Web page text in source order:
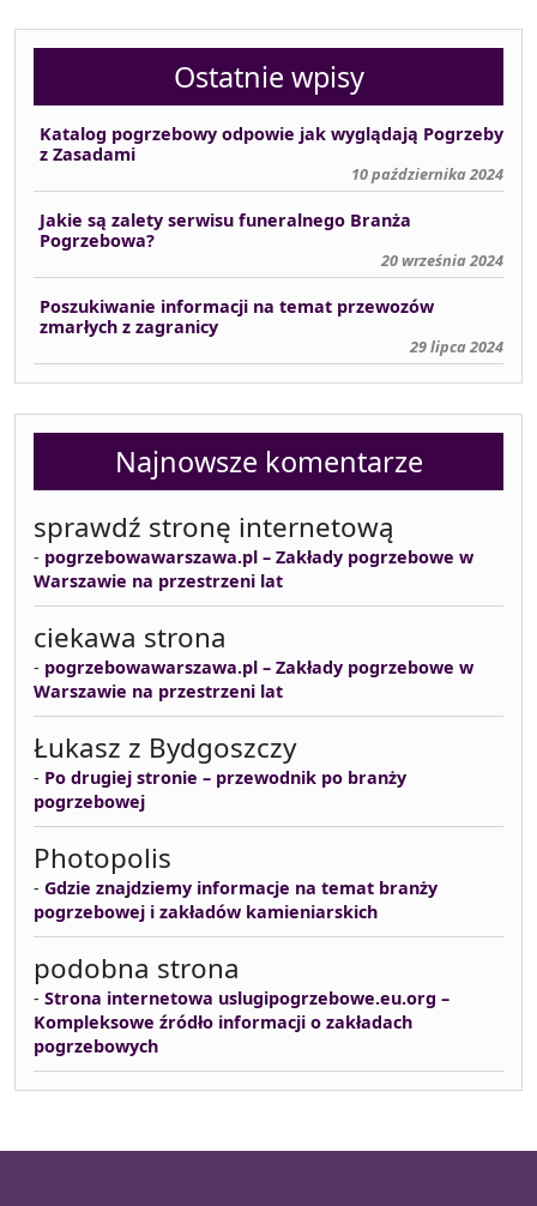
Ostatnie wpisy
Katalog pogrzebowy odpowie jak wyglądają Pogrzeby
z Zasadami
10 października 2024
Jakie są zalety serwisu funeralnego Branża
Pogrzebowa?
20 września 2024
Poszukiwanie informacji na temat przewozów
zmarłych z zagranicy
29 lipca 2024
Najnowsze komentarze
sprawdź stronę internetową
- pogrzebowawarszawa.pl – Zakłady pogrzebowe w
Warszawie na przestrzeni lat
ciekawa strona
- pogrzebowawarszawa.pl – Zakłady pogrzebowe w
Warszawie na przestrzeni lat
Łukasz z Bydgoszczy
- Po drugiej stronie – przewodnik po branży
pogrzebowej
Photopolis
- Gdzie znajdziemy informacje na temat branży
pogrzebowej i zakładów kamieniarskich
podobna strona
- Strona internetowa uslugipogrzebowe.eu.org –
Kompleksowe źródło informacji o zakładach
pogrzebowych